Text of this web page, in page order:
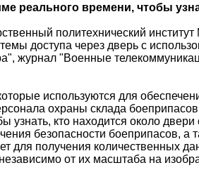
реального времени, чтобы
политехнический
доступа через дверь с
журнал "Военные
используются для
охраны склада
кто находится около
безопасности боеприпасов,
для получения количественных
от их масштаба на